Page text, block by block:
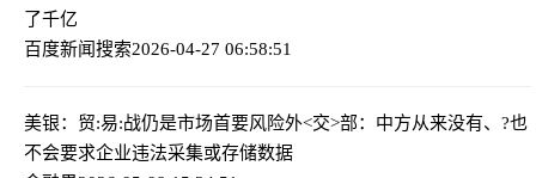
了千亿
百度新闻搜索2026-04-27 06:58:51
美银：贸:易:战仍是市场首要风险外<交>部：中方从来没有、?也
不会要求企业违法采集或存储数据